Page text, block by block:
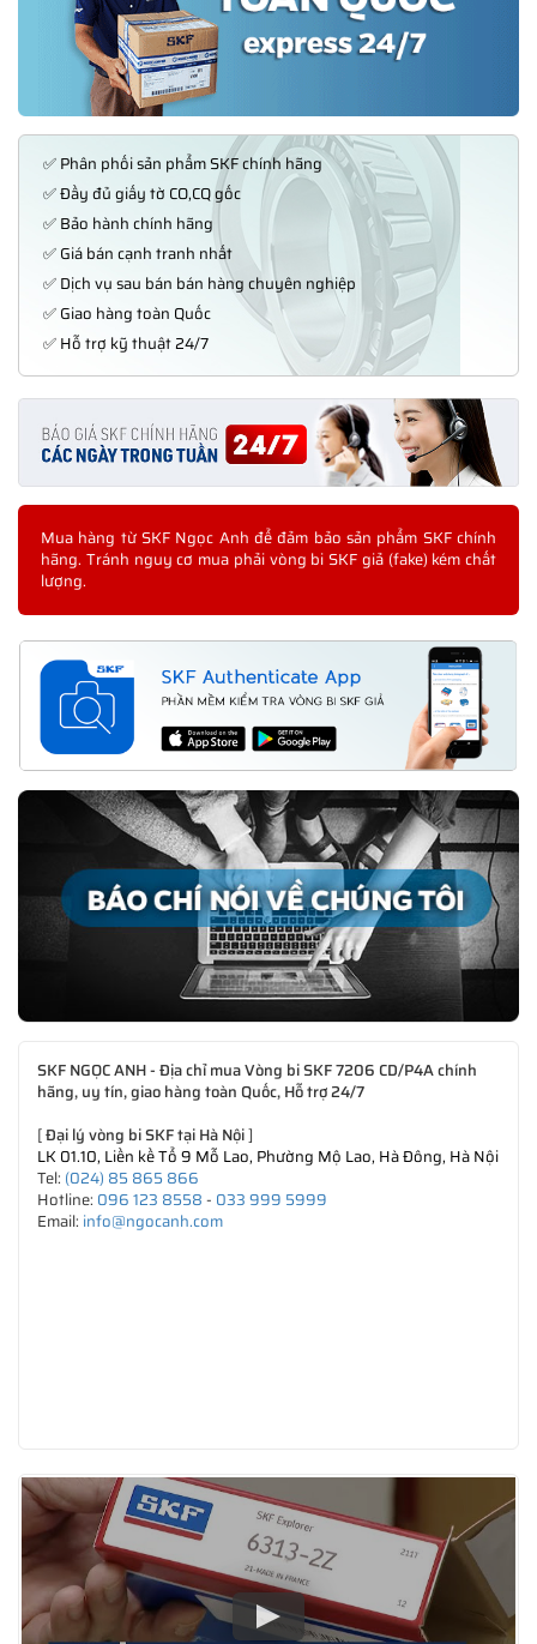
✅ Phân phối sản phẩm SKF chính hãng
✅ Đầy đủ giấy tờ CO,CQ gốc
✅ Bảo hành chính hãng
✅ Giá bán cạnh tranh nhất
✅ Dịch vụ sau bán bán hàng chuyên nghiệp
✅ Giao hàng toàn Quốc
✅ Hỗ trợ kỹ thuật 24/7
Mua hàng từ SKF Ngọc Anh để đảm bảo sản phẩm SKF chính
hãng. Tránh nguy cơ mua phải vòng bi SKF giả (fake) kém chất
lượng.
SKF NGỌC ANH - Địa chỉ mua Vòng bi SKF 7206 CD/P4A chính
hãng, uy tín, giao hàng toàn Quốc, Hỗ trợ 24/7
[Đại lý vòng bi SKF tại Hà Nội]
LK 01.10, Liền kề Tổ 9 Mỗ Lao, Phường Mộ Lao, Hà Đông, Hà Nội
Tel: (024) 85 865 866
Hotline: 096 123 8558- 033 999 5999
Email: info@ngocanh.com